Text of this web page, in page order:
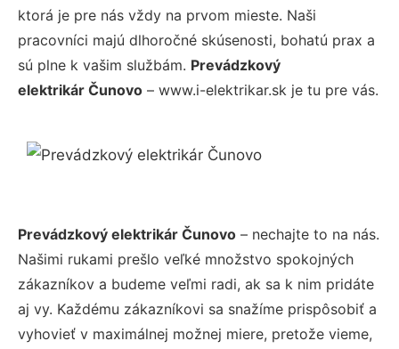
ktorá je pre nás vždy na prvom mieste. Naši
pracovníci majú dlhoročné skúsenosti, bohatú prax a
sú plne k vašim službám. Prevádzkový
elektrikár Čunovo – www.i-elektrikar.sk je tu pre vás.
Prevádzkový elektrikár Čunovo – nechajte to na nás.
Našimi rukami prešlo veľké množstvo spokojných
zákazníkov a budeme veľmi radi, ak sa k nim pridáte
aj vy. Každému zákazníkovi sa snažíme prispôsobiť a
vyhovieť v maximálnej možnej miere, pretože vieme,